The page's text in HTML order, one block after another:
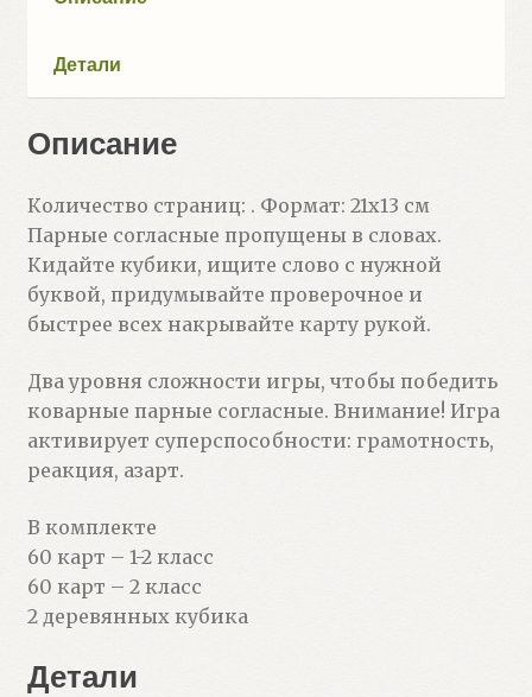
Детали
Описание
Количество страниц: . Формат: 21х13 см
Парные согласные пропущены в словах.
Кидайте кубики, ищите слово с нужной
буквой, придумывайте проверочное и
быстрее всех накрывайте карту рукой.
Два уровня сложности игры, чтобы победить
коварные парные согласные. Внимание! Игра
активирует суперспособности: грамотность,
реакция, азарт.
В комплекте
60 карт – 1-2 класс
60 карт – 2 класс
2 деревянных кубика
Детали